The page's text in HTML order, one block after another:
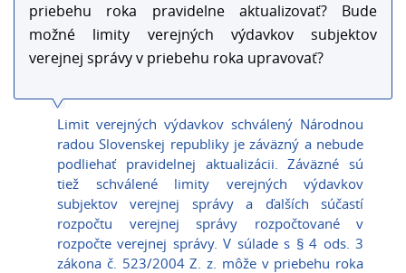
priebehu roka pravidelne aktualizovať? Bude
možné limity verejných výdavkov subjektov
verejnej správy v priebehu roka upravovať?
Limit verejných výdavkov schválený Národnou
radou Slovenskej republiky je záväzný a nebude
podliehať pravidelnej aktualizácii. Záväzné sú
tiež schválené limity verejných výdavkov
subjektov verejnej správy a ďalších súčastí
rozpočtu verejnej správy rozpočtované v
rozpočte verejnej správy. V súlade s § 4 ods. 3
zákona č. 523/2004 Z. z. môže v priebehu roka